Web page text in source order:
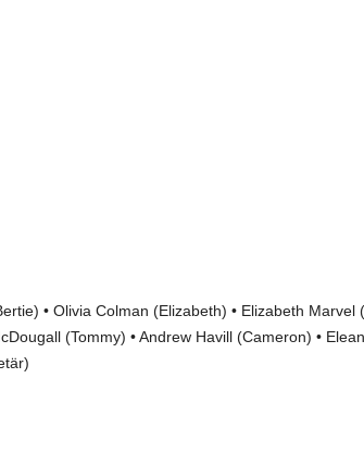
• Olivia Colman (Elizabeth) • Elizabeth Marvel
(Tommy) • Andrew Havill (Cameron) •